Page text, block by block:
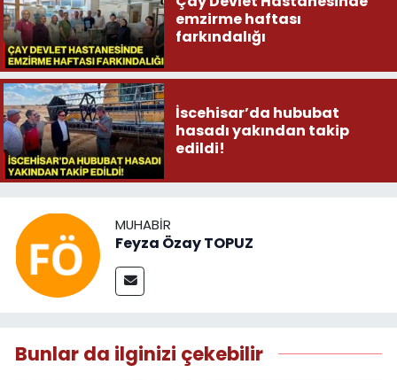
emzirme haftası
farkındalığı
İscehisar’da hububat
hasadı yakından takip
edildi!
MUHABIR
Feyza Özay TOPUZ
Bunlar da ilginizi çekebilir